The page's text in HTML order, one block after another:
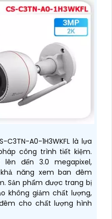
A0-1H3WKFL là lựa
công trình tiết kiệm.
đến 3.0 megapixel,
năng xem ban đêm
Sản phẩm được trang bị
không giảm chất lượng,
cho chất lượng hình